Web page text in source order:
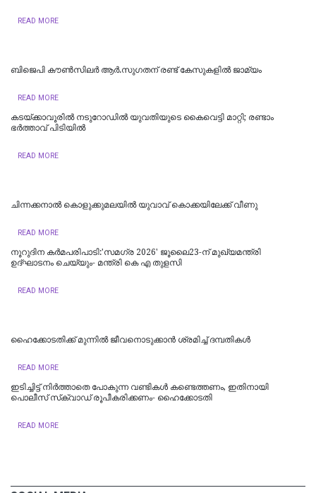
READ MORE
ബിജെപി കൗണ്‍സിലര്‍ ആര്‍.സുഗതന് രണ്ട് കേസുകളില്‍ ജാമ്യം
READ MORE
കടയ്ക്കാവൂരിൽ നടുറോഡില്‍ യുവതിയുടെ കൈവെട്ടി മാറ്റി; രണ്ടാം
ഭര്‍ത്താവ് പിടിയിൽ
READ MORE
ചിന്നക്കനാൽ കൊളുക്കുമലയില്‍ യുവാവ് കൊക്കയിലേക്ക് വീണു
READ MORE
നൂറുദിന കർമപരിപാടി:'സമഗ്ര 2026' ജൂലൈ23-ന് മുഖ്യമന്ത്രി
ഉദ്ഘാടനം ചെയ്യും- മന്ത്രി കെ എ തുളസി
READ MORE
ഹൈക്കോടതിക്ക് മുന്നില്‍ ജീവനൊടുക്കാന്‍ ശ്രമിച്ച് ദമ്പതികള്‍
READ MORE
ഇടിച്ചിട്ട് നിര്‍ത്താതെ പോകുന്ന വണ്ടികള്‍ കണ്ടെത്തണം, ഇതിനായി
പൊലീസ് സ്‌ക്വാഡ് രൂപീകരിക്കണം- ഹൈക്കോടതി
READ MORE